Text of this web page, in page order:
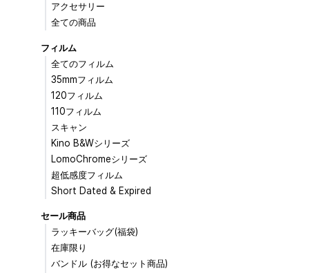
アクセサリー
全ての商品
フィルム
全てのフィルム
35mmフィルム
120フィルム
110フィルム
スキャン
Kino B&Wシリーズ
LomoChromeシリーズ
超低感度フィルム
Short Dated & Expired
セール商品
ラッキーバッグ(福袋)
在庫限り
バンドル (お得なセット商品)